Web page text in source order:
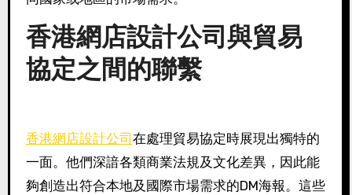
香港網店設計公司與貿易
協定之間的聯繫
香港網店設計公司 在處理貿易協定時展現出獨特的
一面。他們深諳各類商業法規及文化差異，因此能
夠創造出符合本地及國際市場需求的DM海報。這些